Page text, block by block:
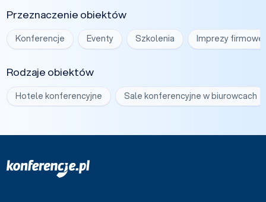
Przeznaczenie obiektów
Konferencje Eventy Szkolenia Imprezy firmowe
Rodzaje obiektów
Hotele konferencyjne Sale konferencyjne w biurowcach